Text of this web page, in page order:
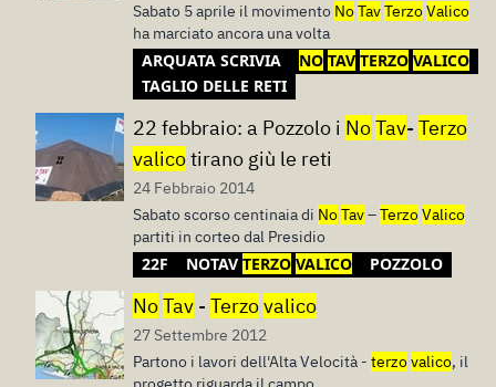
Sabato 5 aprile il movimento NoTavTerzoValico
ha marciato ancora una volta
ARQUATA SCRIVIA NO TAV TERZO VALICO
TAGLIO DELLE RETI
22 febbraio: a Pozzolo i NoTav- Terzo
valicotirano giù le reti
24 Febbraio 2014
Sabato scorso centinaia di NoTav–TerzoValico
partiti in corteo dal Presidio
22F NOTAV TERZO VALICO POZZOLO
NoTav - Terzovalico
27 Settembre 2012
Partono i lavori dell'Alta Velocità - terzovalico, il